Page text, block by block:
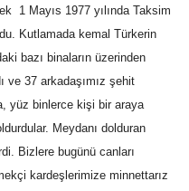
 1 Mayıs 1977 yılında Taksim
Kutlamada kemal Türkerin
bazı binaların üzerinden
ve 37 arkadaşımız şehit
yüz binlerce kişi bir araya
Meydanı dolduran
Bizlere bugünü canları
kardeşlerimize minnettarız